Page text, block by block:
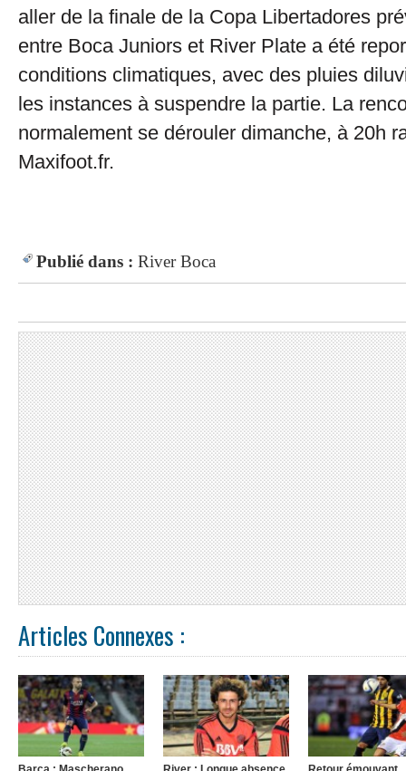
aller de la finale de la Copa Libertadores
entre Boca Juniors et River Plate a été
conditions climatiques, avec des pluies
les instances à suspendre la partie. La
normalement se dérouler dimanche, à 20h
Maxifoot.fr.
Publié dans : River Boca
Articles Connexes :